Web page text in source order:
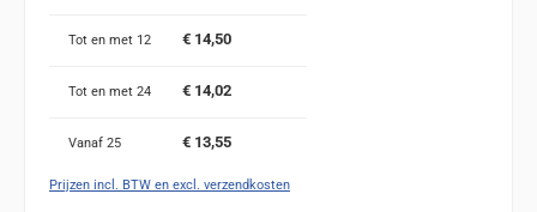
Tot en met 12 € 14,50
Tot en met 24 € 14,02
Vanaf 25 € 13,55
Prijzen incl. BTW en excl. verzendkosten